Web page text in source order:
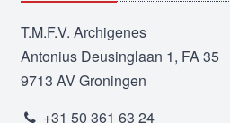
T.M.F.V. Archigenes
Antonius Deusinglaan 1, FA 35
9713 AV Groningen
+31 50 361 63 24